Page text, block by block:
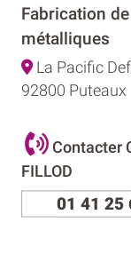
Fabrication
métalliques
La Pacific
92800 Puteaux
Contacter
FILLOD
01 41 25